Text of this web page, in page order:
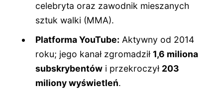
celebryta oraz zawodnik mieszanych
sztuk walki (MMA).
Platforma YouTube: Aktywny od 2014
roku; jego kanał zgromadził1,6 miliona
subskrybentów i przekroczył 203
miliony wyświetleń.